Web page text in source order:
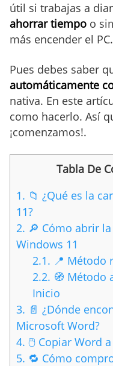
útil si trabajas a
ahorrar tiempo o
más encender el PC.
Pues debes saber
automáticamente
nativa. En este
como hacerlo. Así
¡comenzamos!.
Tabla De
1. 📁 ¿Qué es la
11?
2. 🔎 Cómo abrir
Windows 11
2.1. 📍 Método
2.2. 🧭 Método
Inicio
3. 📄 ¿Dónde
Microsoft Word?
4. 🖱️ Copiar Word
5. 🔁 Cómo